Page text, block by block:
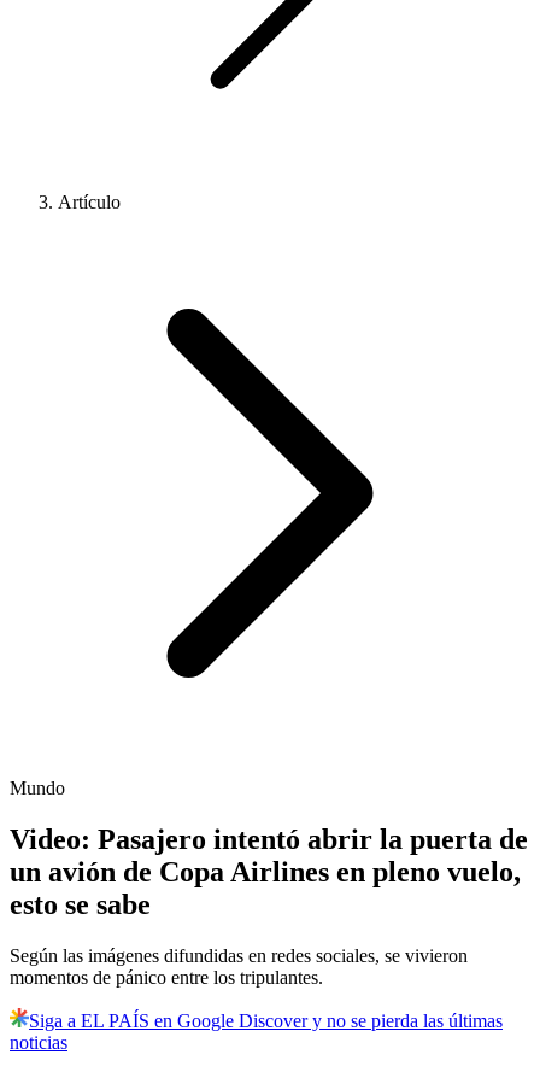
Artículo
Mundo
Video: Pasajero intentó abrir la puerta de
un avión de Copa Airlines en pleno vuelo,
esto se sabe
Según las imágenes difundidas en redes sociales, se vivieron
momentos de pánico entre los tripulantes.
Siga a EL PAÍS en Google Discover y no se pierda las últimas
noticias